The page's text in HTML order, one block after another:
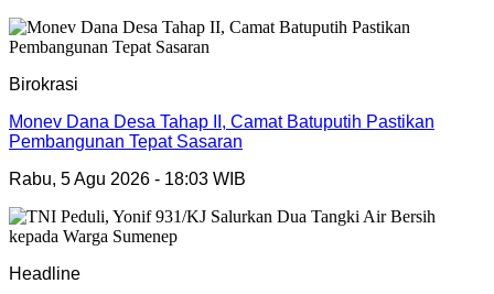
Birokrasi
Monev Dana Desa Tahap II, Camat Batuputih Pastikan
Pembangunan Tepat Sasaran
Rabu, 5 Agu 2026 - 18:03 WIB
Headline